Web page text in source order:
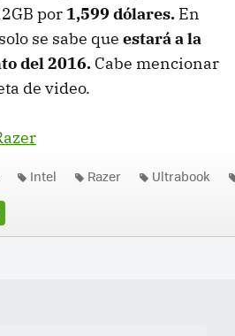
por 1,599 dólares. En
se sabe que estará a la
del 2016. Cabe mencionar
de video.
Intel Razer Ultrabook